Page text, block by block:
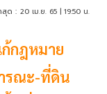
สุด : 20 เม.ย. 65 | 19:50 น.
กฎหมาย
รณะ-ที่ดิน